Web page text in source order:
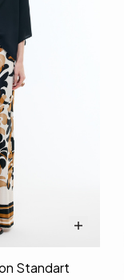
Standart